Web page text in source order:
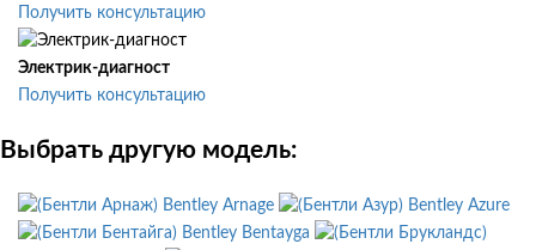
Получить консультацию
Электрик-диагност
Получить консультацию
Выбрать другую модель:
Bentley Arnage
Bentley Azure
Bentley Bentayga